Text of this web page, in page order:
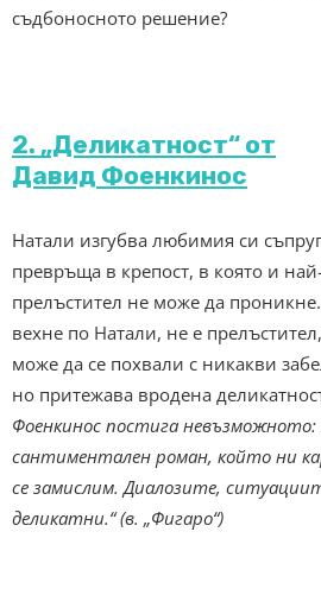
съдбоносното решение?
2. „Деликатност“ от
Давид Фоенкинос
Натали изгубва любимия си
превръща в крепост, в която и
прелъстител не може да
вехне по Натали, не е
може да се похвали с никакви
но притежава вродена
Фоенкинос постига невъзможното:
сантиментален роман, който ни
се замислим. Диалозите,
деликатни.“ (в. „Фигаро“)